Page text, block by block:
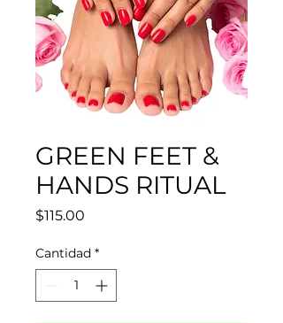
GREEN FEET &
HANDS RITUAL
$115.00
Cantidad *